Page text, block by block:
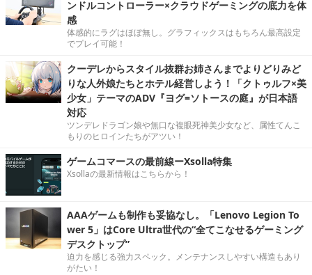
ンドルコントローラー×クラウドゲーミングの底力を体
感
体感的にラグはほぼ無し。グラフィックスはもちろん最高設定
でプレイ可能！
クーデレからスタイル抜群お姉さんまでよりどりみど
りな人外娘たちとホテル経営しよう！「クトゥルフ×美
少女」テーマのADV『ヨグ=ソトースの庭』が日本語
対応
ツンデレドラゴン娘や無口な複眼死神美少女など、属性てんこ
もりのヒロインたちがアツい！
ゲームコマースの最前線ーXsolla特集
Xsollaの最新情報はこちらから！
AAAゲームも制作も妥協なし。「Lenovo Legion To
wer 5」はCore Ultra世代の“全てこなせるゲーミング
デスクトップ”
迫力を感じる強力スペック。メンテナンスしやすい構造もあり
がたい！